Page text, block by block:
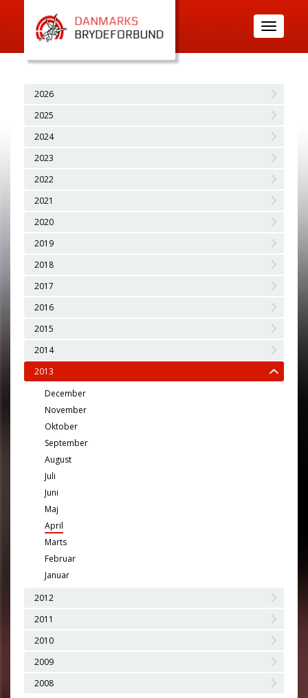
Toggle
navigation
2026
2025
2024
2023
2022
2021
2020
2019
2018
2017
2016
2015
2014
2013
December
November
Oktober
September
August
Juli
Juni
Maj
April
Marts
Februar
Januar
2012
2011
2010
2009
2008